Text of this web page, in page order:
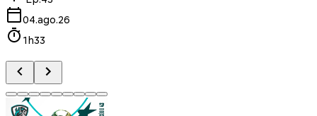
04.ago.26
1h33